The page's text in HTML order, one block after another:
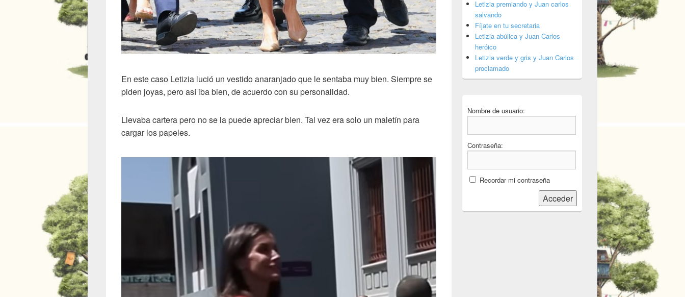
En este caso Letizia lució un vestido anaranjado que le sentaba muy bien. Siempre se
piden joyas, pero así iba bien, de acuerdo con su personalidad.
Llevaba cartera pero no se la puede apreciar bien. Tal vez era solo un maletín para
cargar los papeles.
Letizia premiando y Juan carlos
salvando
Fíjate en tu secretaria
Letizia abúlica y Juan Carlos
heróico
Letizia verde y gris y Juan Carlos
proclamado
Nombre de usuario:
Contraseña:
Recordar mi contraseña
Acceder